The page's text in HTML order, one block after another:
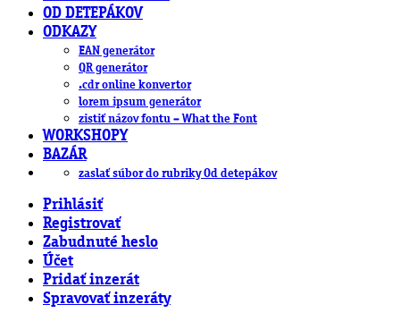
OD DETEPÁKOV
ODKAZY
EAN generátor
QR generátor
.cdr online konvertor
lorem ipsum generátor
zistiť názov fontu – What the Font
WORKSHOPY
BAZÁR
zaslať súbor do rubriky Od detepákov
Prihlásiť
Registrovať
Zabudnuté heslo
Účet
Pridať inzerát
Spravovať inzeráty